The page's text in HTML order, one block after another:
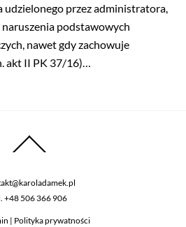
udzielonego przez administratora,
naruszenia podstawowych
nawet gdy zachowuje
akt II PK 37/16)…
+48 506 366 906
| Polityka prywatności